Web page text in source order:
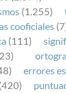
(1.255)
cooficiales
(111)
errores